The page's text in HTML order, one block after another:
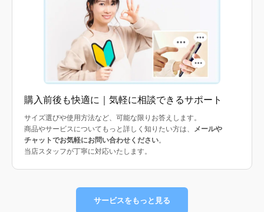
購入前後も快適に｜気軽に相談できるサポート
サイズ選びや使用方法など、可能な限りお答えします。
商品やサービスについてもっと詳しく知りたい方は、
メールや
チャットでお気軽にお問い合わせください。
当店スタッフが丁寧に対応いたします。
サービスをもっと見る